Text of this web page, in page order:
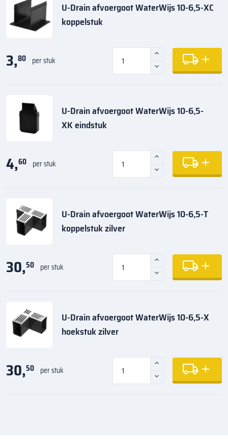
U-Drain afvoergoot WaterWijs 10-6,5-XC
koppelstuk
3,80 per stuk
U-Drain afvoergoot WaterWijs 10-6,5-
XK eindstuk
4,60 per stuk
U-Drain afvoergoot WaterWijs 10-6,5-T
koppelstuk zilver
30,50 per stuk
U-Drain afvoergoot WaterWijs 10-6,5-X
hoekstuk zilver
30,50 per stuk